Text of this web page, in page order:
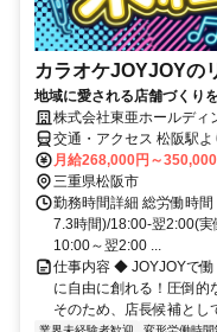
カラオケJOYJOYの
地域に愛される店舗づくり
株式会社東亜ホールデ
松阪大黒田店
交通・アクセス 松阪駅
月給268,000円～
三重県松阪市
勤務時間詳細 総労働時
7.3時間)/18:00-翌2:00(
10:00～翌2:00 ...
仕事内容 ◆ JOYJOYで働
に自由に創れる！圧倒的
そのため、店長候補とし